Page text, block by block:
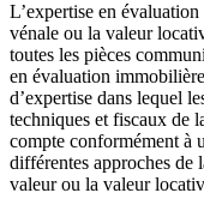
L’expertise en
vénale ou la valeur
toutes les pièces
en évaluation
d’expertise dans lequel
techniques et fiscaux de
compte conformément à
différentes approches de
valeur ou la valeur